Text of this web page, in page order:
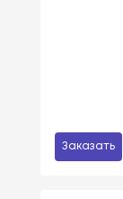
Заказать